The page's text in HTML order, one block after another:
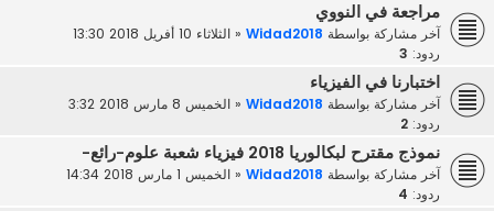
مراجعة في النووي
آخر مشاركة بواسطة Widad2018
« الثلاثاء 10 أفريل 2018 13:30
ردود: 3
اختبارنا في الفيزياء
آخر مشاركة بواسطة Widad2018
« الخميس 8 مارس 2018 3:32
ردود: 2
نموذج مقترح لبكالوريا 2018 فيزياء شعبة علوم-رائع-
آخر مشاركة بواسطة Widad2018
« الخميس 1 مارس 2018 14:34
ردود: 4